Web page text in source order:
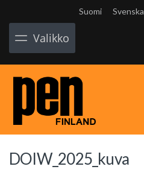
Suomi Svenska
Valikko
DOIW_2025_kuva